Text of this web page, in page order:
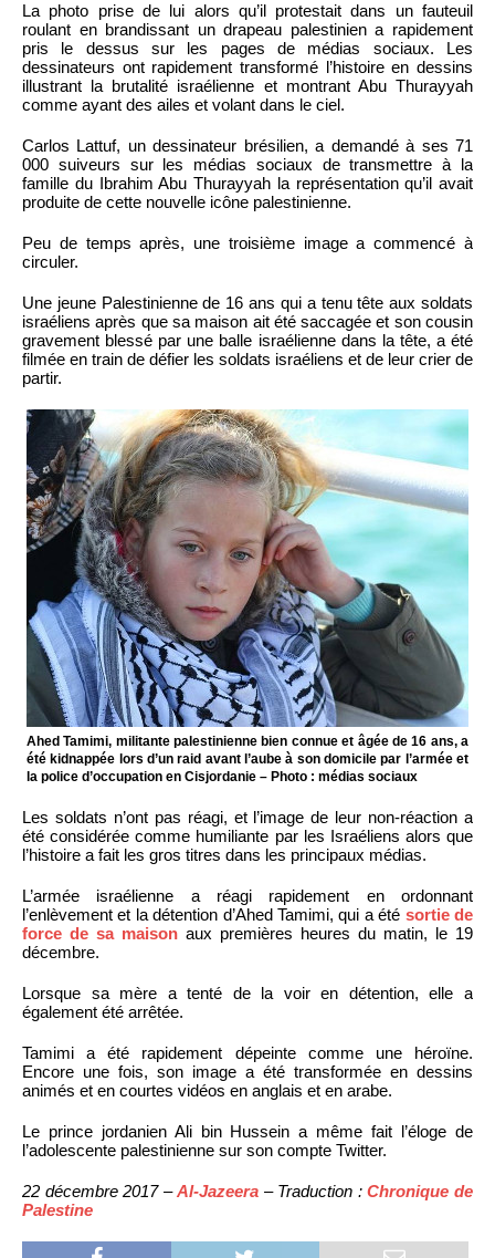
La photo prise de lui alors qu’il protestait dans un fauteuil
roulant en brandissant un drapeau palestinien a rapidement
pris le dessus sur les pages de médias sociaux. Les
dessinateurs ont rapidement transformé l’histoire en dessins
illustrant la brutalité israélienne et montrant Abu Thurayyah
comme ayant des ailes et volant dans le ciel.
Carlos Lattuf, un dessinateur brésilien, a demandé à ses 71
000 suiveurs sur les médias sociaux de transmettre à la
famille du Ibrahim Abu Thurayyah la représentation qu’il avait
produite de cette nouvelle icône palestinienne.
Peu de temps après, une troisième image a commencé à
circuler.
Une jeune Palestinienne de 16 ans qui a tenu tête aux soldats
israéliens après que sa maison ait été saccagée et son cousin
gravement blessé par une balle israélienne dans la tête, a été
filmée en train de défier les soldats israéliens et de leur crier de
partir.
Ahed Tamimi, militante palestinienne bien connue et âgée de 16 ans, a
été kidnappée lors d’un raid avant l’aube à son domicile par l’armée et
la police d’occupation en Cisjordanie – Photo : médias sociaux
Les soldats n’ont pas réagi, et l’image de leur non-réaction a
été considérée comme humiliante par les Israéliens alors que
l’histoire a fait les gros titres dans les principaux médias.
L’armée israélienne a réagi rapidement en ordonnant
l’enlèvement et la détention d’Ahed Tamimi, qui a été sortie de
force de sa maison aux premières heures du matin, le 19
décembre.
Lorsque sa mère a tenté de la voir en détention, elle a
également été arrêtée.
Tamimi a été rapidement dépeinte comme une héroïne.
Encore une fois, son image a été transformée en dessins
animés et en courtes vidéos en anglais et en arabe.
Le prince jordanien Ali bin Hussein a même fait l’éloge de
l’adolescente palestinienne sur son compte Twitter.
22 décembre 2017 –Al-Jazeera – Traduction :Chronique de
Palestine